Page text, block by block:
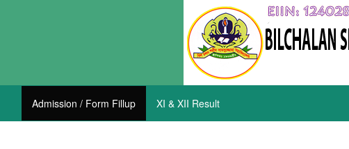
Admission / Form Fillup XI & XII Result